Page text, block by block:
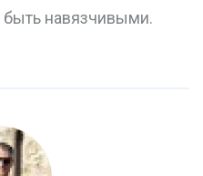
навязчивыми.